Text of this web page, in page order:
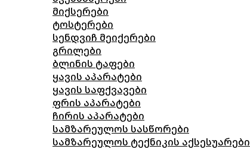
მიქსერები
ტოსტერები
სენდვიჩ მეიქერები
გრილები
ბლინის ტაფები
ყავის აპარატები
ყავის საფქვავები
ფრის აპარატები
ჩირის აპარატები
სამზარეულოს სასწორები
სამზარეულოს ტექნიკის აქსესუარები